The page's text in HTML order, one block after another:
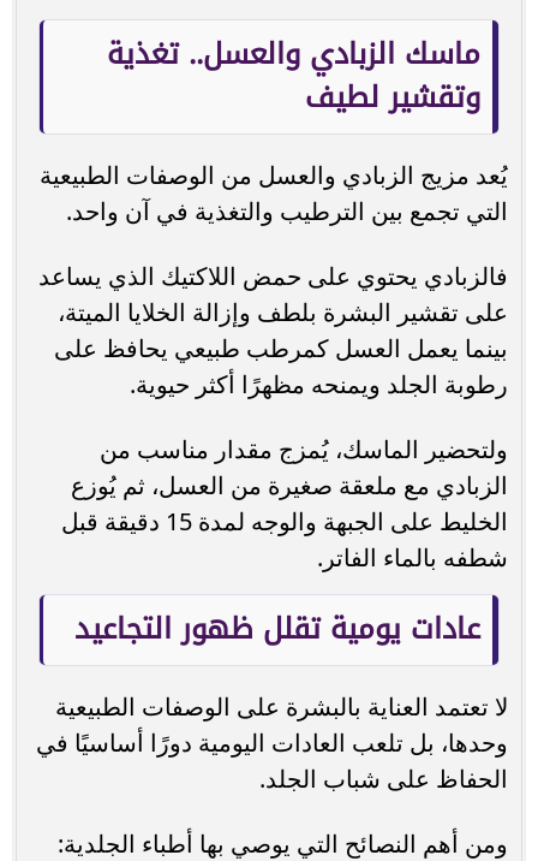
ماسك الزبادي والعسل.. تغذية
وتقشير لطيف
يُعد مزيج الزبادي والعسل من الوصفات الطبيعية
التي تجمع بين الترطيب والتغذية في آن واحد.
فالزبادي يحتوي على حمض اللاكتيك الذي يساعد
على تقشير البشرة بلطف وإزالة الخلايا الميتة،
بينما يعمل العسل كمرطب طبيعي يحافظ على
رطوبة الجلد ويمنحه مظهرًا أكثر حيوية.
ولتحضير الماسك، يُمزج مقدار مناسب من
الزبادي مع ملعقة صغيرة من العسل، ثم يُوزع
الخليط على الجبهة والوجه لمدة 15 دقيقة قبل
شطفه بالماء الفاتر.
عادات يومية تقلل ظهور التجاعيد
لا تعتمد العناية بالبشرة على الوصفات الطبيعية
وحدها، بل تلعب العادات اليومية دورًا أساسيًا في
الحفاظ على شباب الجلد.
ومن أهم النصائح التي يوصي بها أطباء الجلدية: